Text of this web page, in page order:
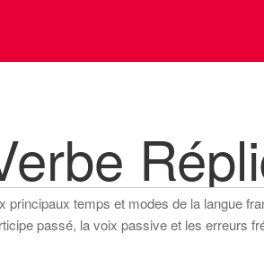
principaux temps et modes de la langue
passé, la voix passive et les erreurs